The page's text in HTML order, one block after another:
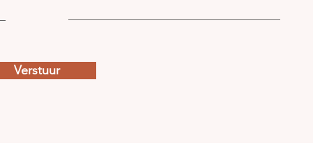
Verstuur